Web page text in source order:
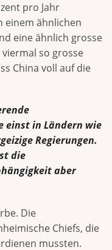
pro Jahr
einem ähnlichen
eine ähnlich grosse
so grosse
China voll auf die
einst in Ländern wie
Regierungen.
die
aber
Die
Chiefs, die
mussten.